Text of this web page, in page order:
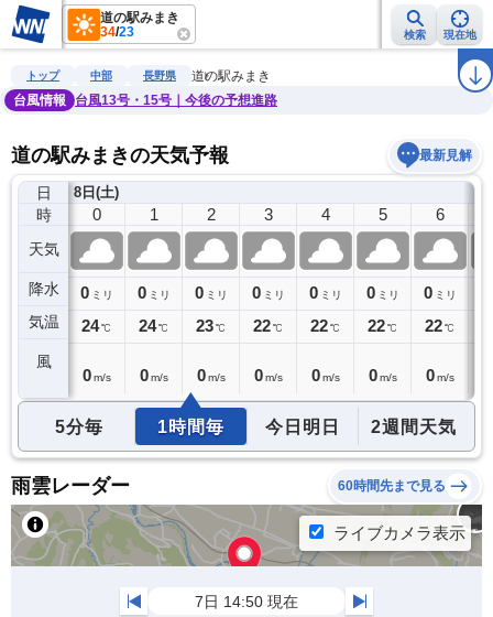
道の駅みまき
34/23 検索 現在地
雨雲レーダー 台風情報 地震情報 ラ
トップ 中部 長野県
道の駅みまき
台風情報
台風13号・15号｜今後の予想進路
道の駅みまきの天気予報 最新見解
日
時
天気
降水
気温
風
7日(金)
23
0ミリ
25℃
8日(土)
0
0 ミリ
24℃
0 m/s
1
0 ミリ
24℃
0 m/s
2
0 ミリ
23℃
0 m/s
3
0 ミリ
22℃
0 m/s
4
0 ミリ
22℃
0 m/s
5
0 ミリ
22℃
0 m/s
6
0 ミリ
22℃
0 m/s
5分毎 1時間毎 今日明日 2週間天気
雨雲レーダー 60時間先まで見る